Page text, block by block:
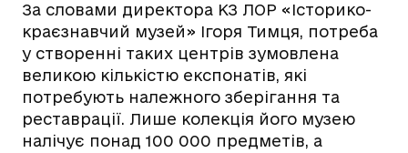
За словами директора КЗ ЛОР «Історико-
краєзнавчий музей» Ігоря Тимця, потреба
у створенні таких центрів зумовлена
великою кількістю експонатів, які
потребують належного зберігання та
реставрації. Лише колекція його музею
налічує понад 100 000 предметів, а